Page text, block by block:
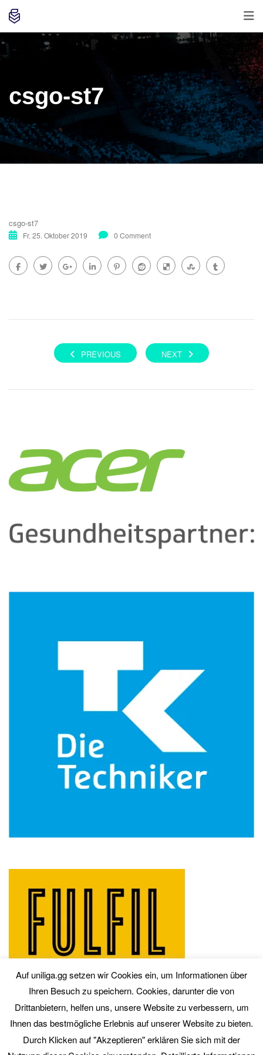
csgo-st7
csgo-st7
Fr. 25. Oktober 2019 0 Comment
PREVIOUS NEXT
Auf uniliga.gg setzen wir Cookies ein, um Informationen über
Ihren Besuch zu speichern. Cookies, darunter die von
Drittanbietern, helfen uns, unsere Website zu verbessern, um
Ihnen das bestmögliche Erlebnis auf unserer Website zu bieten.
Durch Klicken auf "Akzeptieren" erklären Sie sich mit der